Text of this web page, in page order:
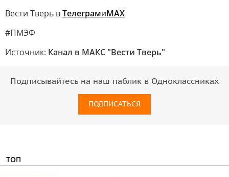
Вести Тверь вТелеграмиМАХ
#ПМЭФ
Источник: Канал в МАКС "Вести Тверь"
Подписывайтесь на наш паблик в Одноклассниках
ПОДПИСАТЬСЯ
ТОП